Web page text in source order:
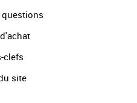
questions
clefs
site